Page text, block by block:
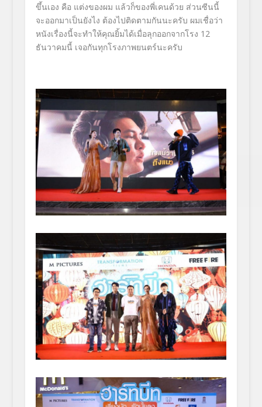
ขึ้นเอง คือ แต่งของผม แล้วก็ของพี่เคนด้วย ส่วนซีนนี้
จะออกมาเป็นยังไง ต้องไปติดตามกันนะครับ ผมเชื่อว่า
หนังเรื่องนี้จะทำให้คุณยิ้มได้เมื่อลุกออกจากโรง 12
ธันวาคมนี้ เจอกันทุกโรงภาพยนตร์นะครับ